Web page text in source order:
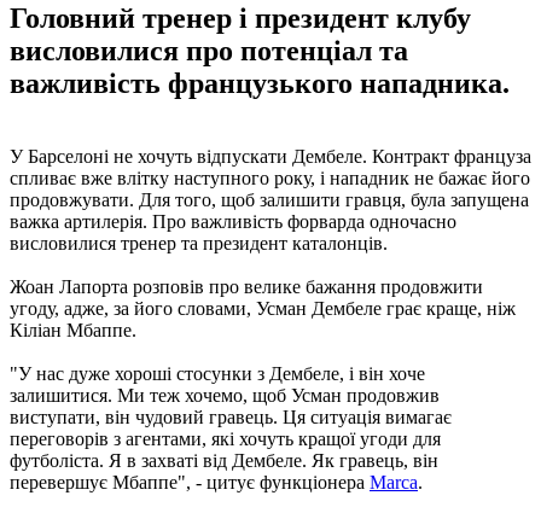
Головний тренер і президент клубу
висловилися про потенціал та
важливість французького нападника.
У Барселоні не хочуть відпускати Дембеле. Контракт француза
спливає вже влітку наступного року, і нападник не бажає його
продовжувати. Для того, щоб залишити гравця, була запущена
важка артилерія. Про важливість форварда одночасно
висловилися тренер та президент каталонців.
Жоан Лапорта розповів про велике бажання продовжити
угоду, адже, за його словами, Усман Дембеле грає краще, ніж
Кіліан Мбаппе.
"У нас дуже хороші стосунки з Дембеле, і він хоче
залишитися. Ми теж хочемо, щоб Усман продовжив
виступати, він чудовий гравець. Ця ситуація вимагає
переговорів з агентами, які хочуть кращої угоди для
футболіста. Я в захваті від Дембеле. Як гравець, він
перевершує Мбаппе", - цитує функціонера Marca.